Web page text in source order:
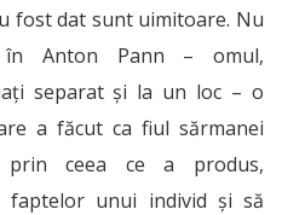
fost dat sunt uimitoare. Nu
în Anton Pann – omul,
separat și la un loc – o
a făcut ca fiul sărmanei
prin ceea ce a produs,
faptelor unui individ și să